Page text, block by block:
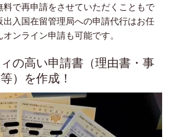
料で再申請をさせていただくこともで
出入国在留管理局への申請代行はお任
ンライン申請も可能です。
の高い申請書（理由書・事
）を作成！